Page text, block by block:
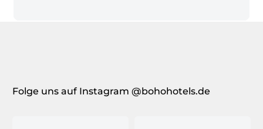
Folge uns auf Instagram @bohohotels.de